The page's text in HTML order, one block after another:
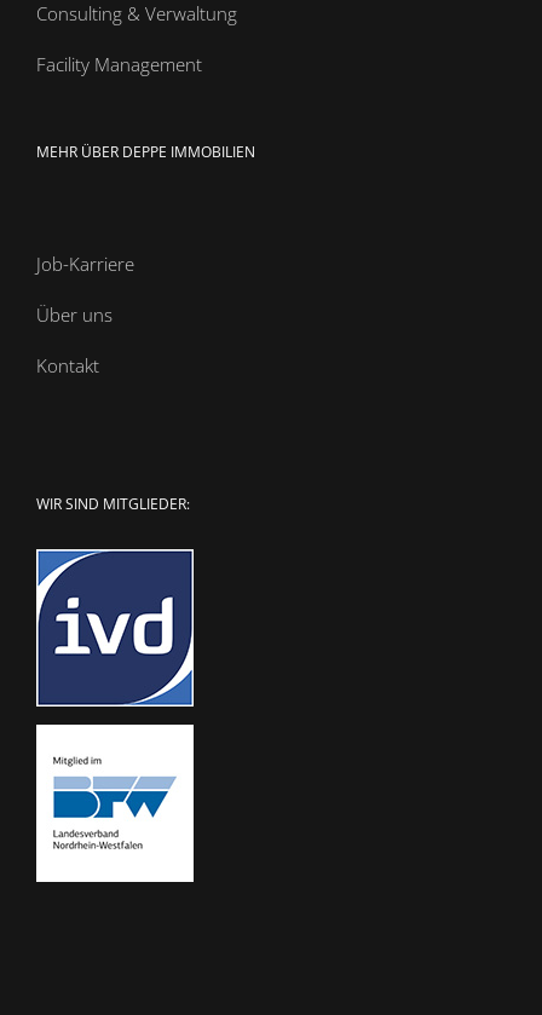
Consulting & Verwaltung
Facility Management
MEHR ÜBER DEPPE IMMOBILIEN
Job-Karriere
Über uns
Kontakt
WIR SIND MITGLIEDER: